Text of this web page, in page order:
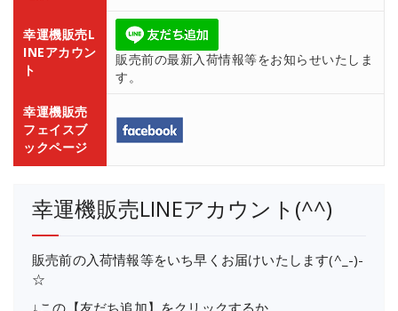
幸運機販売L
INEアカウン
ト
販売前の最新入荷情報等をお知らせいたしま
す。
幸運機販売
フェイスブ
ックページ
幸運機販売LINEアカウント(^^)
販売前の入荷情報等をいち早くお届けいたします(^_-)-
☆